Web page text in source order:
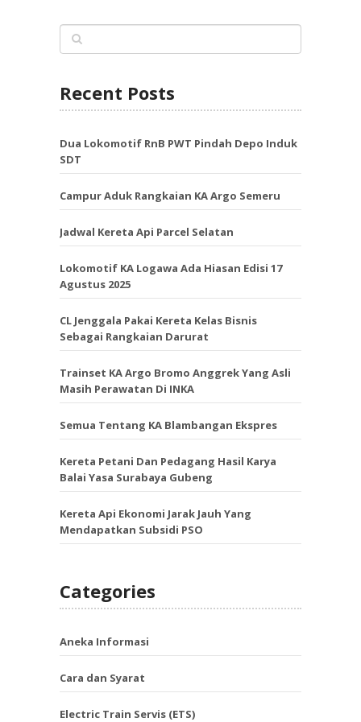
Recent Posts
Dua Lokomotif RnB PWT Pindah Depo Induk
SDT
Campur Aduk Rangkaian KA Argo Semeru
Jadwal Kereta Api Parcel Selatan
Lokomotif KA Logawa Ada Hiasan Edisi 17
Agustus 2025
CL Jenggala Pakai Kereta Kelas Bisnis
Sebagai Rangkaian Darurat
Trainset KA Argo Bromo Anggrek Yang Asli
Masih Perawatan Di INKA
Semua Tentang KA Blambangan Ekspres
Kereta Petani Dan Pedagang Hasil Karya
Balai Yasa Surabaya Gubeng
Kereta Api Ekonomi Jarak Jauh Yang
Mendapatkan Subsidi PSO
Categories
Aneka Informasi
Cara dan Syarat
Electric Train Servis (ETS)